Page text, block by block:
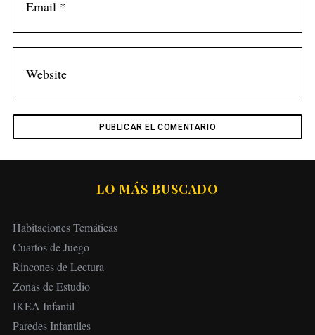
LO MÁS BUSCADO
Habitaciones Temáticas
Cuartos de Juego
Rincones de Lectura
Zonas de Estudio
IKEA Infantil
Paredes Infantiles